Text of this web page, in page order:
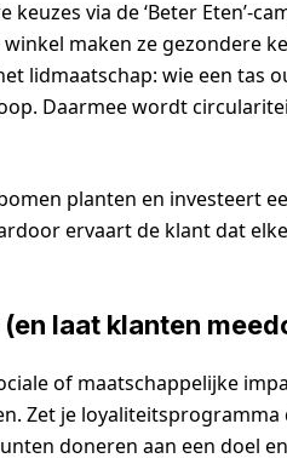
via de ‘Beter Eten’-
maken ze gezondere
lidmaatschap: wie een tas
Daarmee wordt
planten en investeert
ervaart de klant dat
laat klanten
of maatschappelijke
Zet je
doneren aan een doel